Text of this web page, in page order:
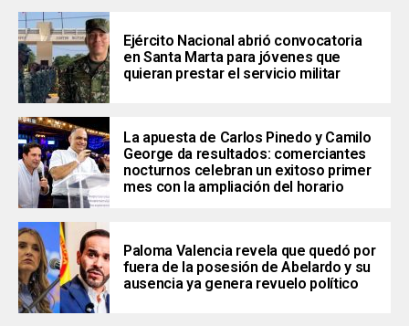
Ejército Nacional abrió convocatoria
en Santa Marta para jóvenes que
quieran prestar el servicio militar
La apuesta de Carlos Pinedo y Camilo
George da resultados: comerciantes
nocturnos celebran un exitoso primer
mes con la ampliación del horario
Paloma Valencia revela que quedó por
fuera de la posesión de Abelardo y su
ausencia ya genera revuelo político